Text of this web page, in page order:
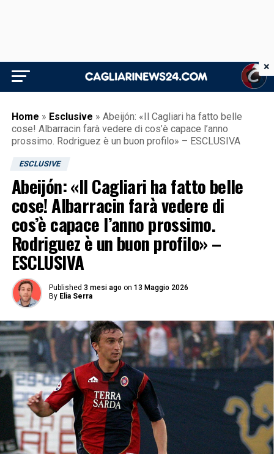
Home » Esclusive » Abeijón: «Il Cagliari ha fatto belle
cose! Albarracin farà vedere di cos’è capace l’anno
prossimo. Rodriguez è un buon profilo» – ESCLUSIVA
ESCLUSIVE
Abeijón: «Il Cagliari ha fatto belle
cose! Albarracin farà vedere di
cos’è capace l’anno prossimo.
Rodriguez è un buon profilo» –
ESCLUSIVA
Published 3 mesi ago on 13 Maggio 2026
By Elia Serra
×